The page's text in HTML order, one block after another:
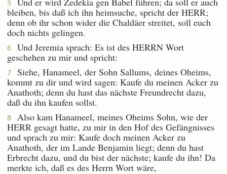
5
bleiben, bis daß ich ihn heimsuche, spricht der HERR;
denn ob ihr schon wider die Chaldäer streitet, soll euch
doch nichts gelingen.
6
Und Jeremia sprach: Es ist des HERRN Wort
geschehen zu mir und spricht:
7
Siehe, Hanameel, der Sohn Sallums, deines Oheims,
kommt zu dir und wird sagen: Kaufe du meinen Acker zu
Anathoth; denn du hast das nächste Freundrecht dazu,
daß du ihn kaufen sollst.
8
Also kam Hanameel, meines Oheims Sohn, wie der
HERR gesagt hatte, zu mir in den Hof des Gefängnisses
und sprach zu mir: Kaufe doch meinen Acker zu
Anathoth, der im Lande Benjamin liegt; denn du hast
Erbrecht dazu, und du bist der nächste; kaufe du ihn! Da
merkte ich, daß es des Herrn Wort wäre,